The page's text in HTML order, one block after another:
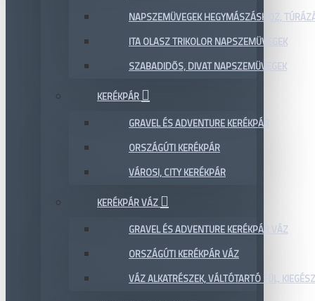
NAPSZEMÜVEGEK HEGYMÁSZÁSHOZ,
ITA OLASZ TRIKOLOR NAPSZEMÜVEGEK
SZABADIDŐS, DIVAT NAPSZEMÜVEGEK
KERÉKPÁR
GRAVEL ÉS ADVENTURE KERÉKPÁR
ORSZÁGÚTI KERÉKPÁR
VÁROSI, CITY KERÉKPÁR
KERÉKPÁR VÁZ
GRAVEL ÉS ADVENTURE KERÉKPÁR VÁZ
ORSZÁGÚTI KERÉKPÁR VÁZ
VÁZ ALKATRÉSZEK, VÁLTÓTARTÓ FÜL,